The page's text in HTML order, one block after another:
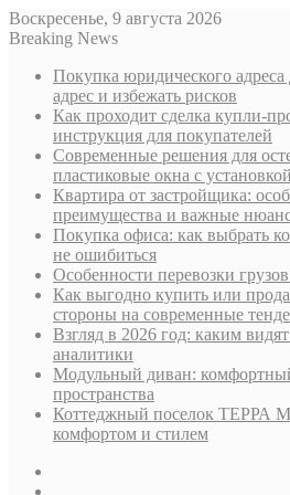
Воскресенье, 9 августа 2026
Breaking News
Покупка юридического
адрес и избежать рисков
Как проходит сделка купли-
инструкция для покупателей
Современные решения для
пластиковые окна с
Квартира от застройщика:
преимущества и важные
Покупка офиса: как выбрать
не ошибиться
Особенности перевозки
Как выгодно купить или
стороны на современные
Взгляд в 2026 год: каким
аналитики
Модульный диван:
пространства
Коттеджный поселок ТЕРРА
комфортом и стилем